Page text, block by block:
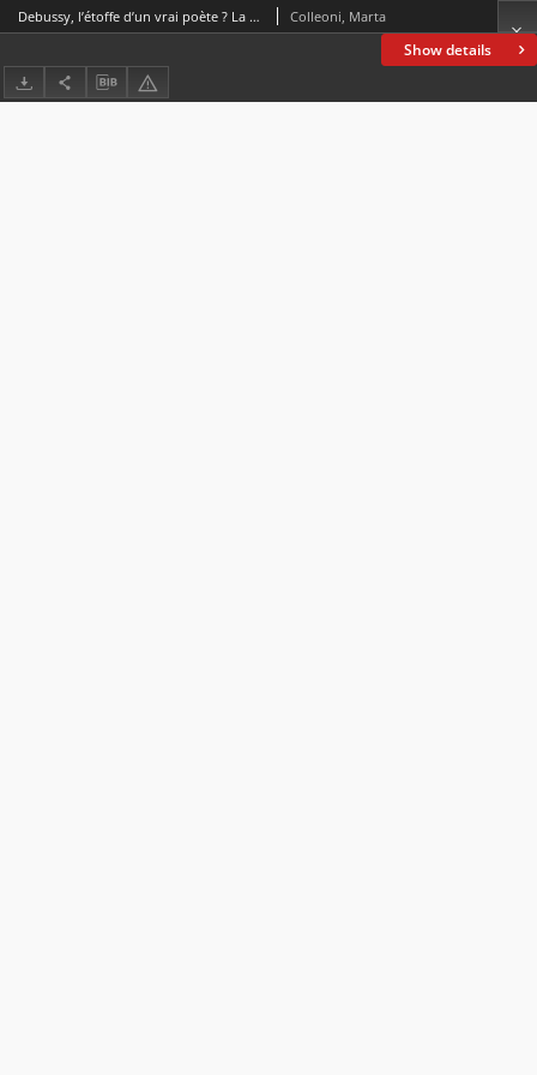
Show details
Debussy, l’étoffe d’un vrai poète ? La synthèse poétique-musicale des Proses lyriques Colleoni, Marta